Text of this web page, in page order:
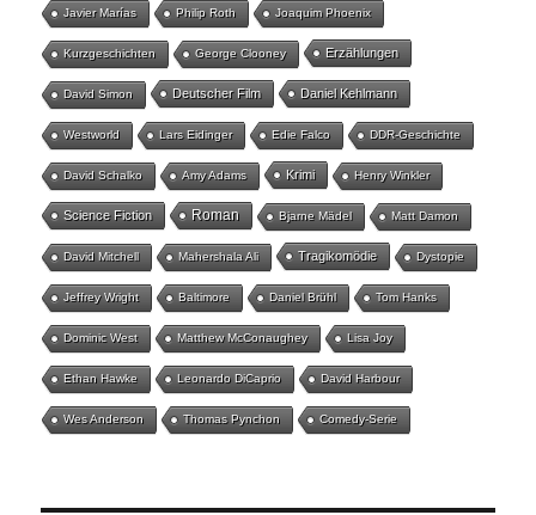
Javier Marías Philip Roth Joaquim Phoenix
Kurzgeschichten George Clooney Erzählungen
David Simon Deutscher Film Daniel Kehlmann
Westworld Lars Eidinger Edie Falco DDR-Geschichte
David Schalko Amy Adams Krimi Henry Winkler
Science Fiction Roman Bjarne Mädel Matt Damon
David Mitchell Mahershala Ali Tragikomödie Dystopie
Jeffrey Wright Baltimore Daniel Brühl Tom Hanks
Dominic West Matthew McConaughey Lisa Joy
Ethan Hawke Leonardo DiCaprio David Harbour
Wes Anderson Thomas Pynchon Comedy-Serie